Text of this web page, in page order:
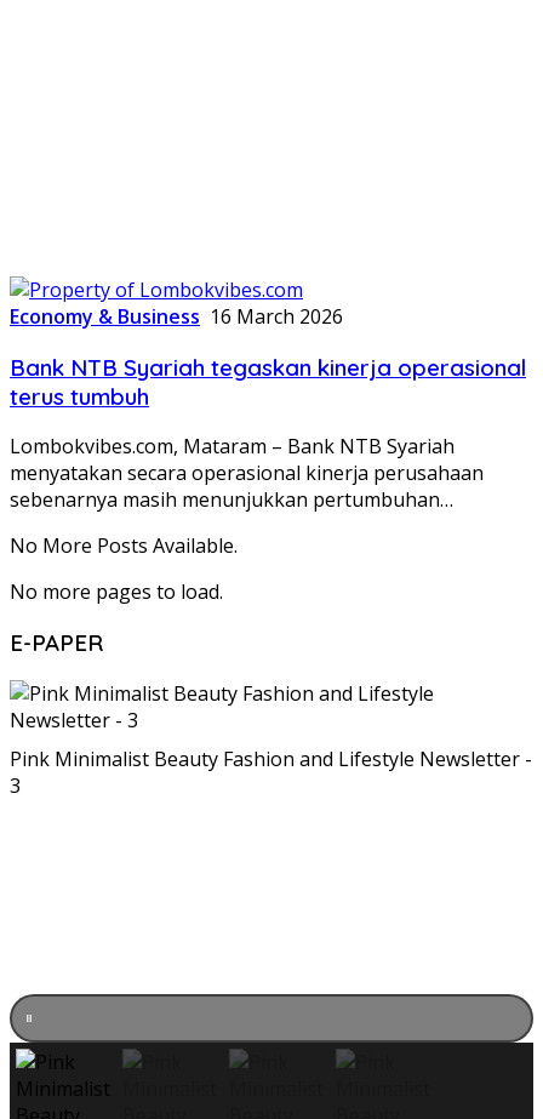
Economy & Business 16 March 2026
Bank NTB Syariah tegaskan kinerja operasional
terus tumbuh
Lombokvibes.com, Mataram – Bank NTB Syariah
menyatakan secara operasional kinerja perusahaan
sebenarnya masih menunjukkan pertumbuhan…
No More Posts Available.
No more pages to load.
E-PAPER
Pink Minimalist Beauty Fashion and Lifestyle Newsletter -
3